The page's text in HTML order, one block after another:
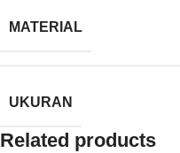
MATERIAL
UKURAN
Related products